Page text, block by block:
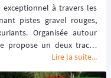
à travers les
pistes gravel rouges,
Organisée autour
propose un deux tracés
cycliste rythmée par
et une nature
Lire la suite...